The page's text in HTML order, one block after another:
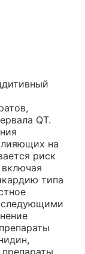
QT.
на
риск
типа
следующими